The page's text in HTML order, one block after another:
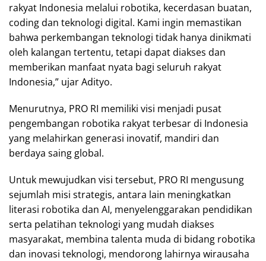
rakyat Indonesia melalui robotika, kecerdasan buatan,
coding dan teknologi digital. Kami ingin memastikan
bahwa perkembangan teknologi tidak hanya dinikmati
oleh kalangan tertentu, tetapi dapat diakses dan
memberikan manfaat nyata bagi seluruh rakyat
Indonesia,” ujar Adityo.
Menurutnya, PRO RI memiliki visi menjadi pusat
pengembangan robotika rakyat terbesar di Indonesia
yang melahirkan generasi inovatif, mandiri dan
berdaya saing global.
Untuk mewujudkan visi tersebut, PRO RI mengusung
sejumlah misi strategis, antara lain meningkatkan
literasi robotika dan AI, menyelenggarakan pendidikan
serta pelatihan teknologi yang mudah diakses
masyarakat, membina talenta muda di bidang robotika
dan inovasi teknologi, mendorong lahirnya wirausaha